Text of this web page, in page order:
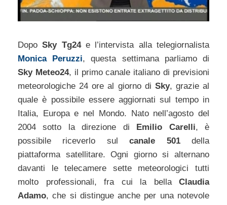
DopoSky Tg24e l’intervista alla telegiornalista
Monica Peruzzi, questa settimana parliamo di
Sky Meteo24, il primo canale italiano di previsioni
meteorologiche 24 ore al giorno di Sky, grazie al
quale è possibile essere aggiornati sul tempo in
Italia, Europa e nel Mondo. Nato nell’agosto del
2004 sotto la direzione di Emilio Carelli, è
possibile riceverlo sulcanale 501della
piattaforma satellitare. Ogni giorno si alternano
davanti le telecamere sette meteorologici tutti
molto professionali, fra cui la bella Claudia
Adamo, che si distingue anche per una notevole